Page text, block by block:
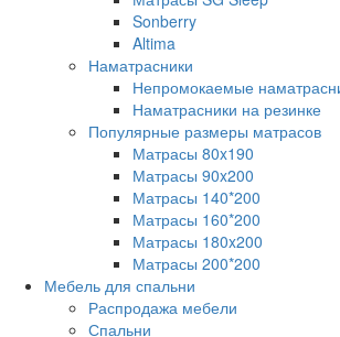
Sonberry
Altima
Наматрасники
Непромокаемые
Наматрасники на резинке
Популярные размеры матрасов
Матрасы 80x190
Матрасы 90x200
Матрасы 140*200
Матрасы 160*200
Матрасы 180x200
Матрасы 200*200
Мебель для спальни
Распродажа мебели
Спальни